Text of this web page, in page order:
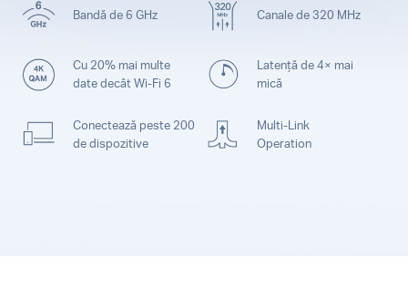
Bandă de 6 GHz Canale de 320 MHz
Cu 20% mai multe
date decât Wi-Fi 6
Latență de 4× mai
mică
Conectează peste 200
de dispozitive
Multi-Link
Operation